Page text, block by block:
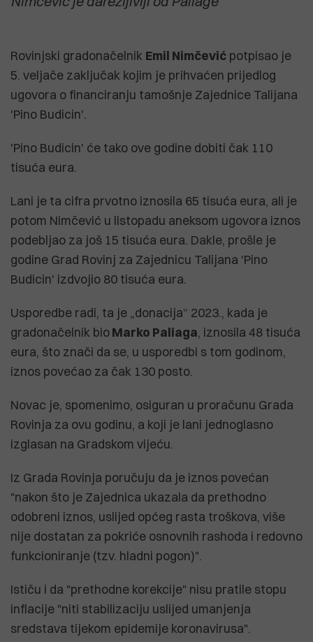
Rovinjski gradonačelnik Emil Nimčević potpisao je
5. veljače zaključak kojim je prihvaćen prijedlog
ugovora o financiranju tamošnje Zajednice Talijana
'Pino Budicin'.
'Pino Budicin' će tako ove godine dobiti čak 110
tisuća eura.
Lani je ta cifra prvotno iznosila 65 tisuća eura, ali je
potom Nimčević u listopadu aneksom ugovora iznos
podebljao za još 15 tisuća eura. Dakle, prošle je
godine Grad Rovinj za Zajednicu Talijana 'Pino
Budicin' izdvojio 80 tisuća eura.
Usporedbe radi, ta je „donacija“ 2023., kada je
gradonačelnik bioMarko Paliaga, iznosila 48 tisuća
eura, što znači da se, u usporedbi s tom godinom,
iznos povećao za čak 130 posto.
Novac je, spomenimo, osiguran u proračunu Grada
Rovinja za ovu godinu, a koji je lani jednoglasno
izglasan na Gradskom vijeću.
Iz Grada Rovinja poručuju da je iznos povećan
"nakon što je Zajednica ukazala da prethodno
odobreni iznos, uslijed općeg rasta troškova, više
nije dostatan za pokriće osnovnih rashoda i redovno
funkcioniranje (tzv. hladni pogon)".
Ističu i da "prethodne korekcije" nisu pratile stopu
inflacije "niti stabilizaciju uslijed umanjenja
sredstava tijekom epidemije koronavirusa".